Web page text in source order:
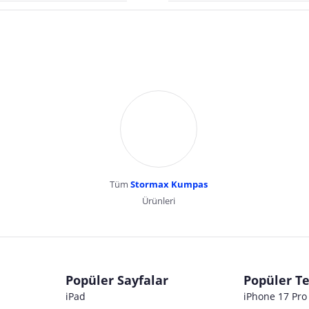
Tüm Stormax Kumpas
Ürünleri
Popüler Sayfalar
iPad
Popüler
iPhone 17